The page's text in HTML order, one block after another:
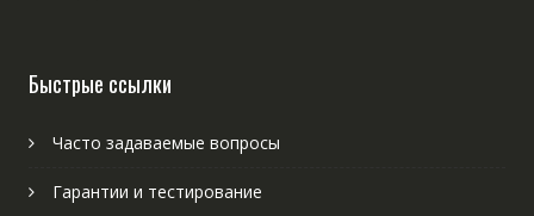
Быстрые ссылки
Часто задаваемые вопросы
Гарантии и тестирование